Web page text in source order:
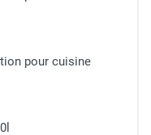
pour cuisine